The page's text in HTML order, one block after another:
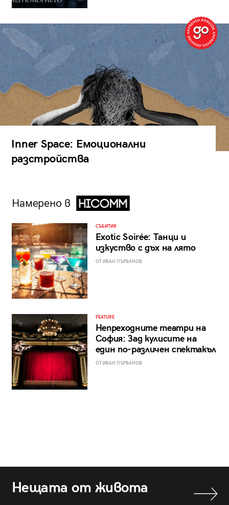
Inner Space: Емоционални
разстройства
Намерено в
СЪБИТИЯ
Exotic Soirée: Танци и
изкуство с дъх на лято
ОТ ИВАН ПЪРВАНОВ
FEATURE
Непреходните театри на
София: Зад кулисите на
един по-различен спектакъл
ОТ ИВАН ПЪРВАНОВ
Нещата от живота